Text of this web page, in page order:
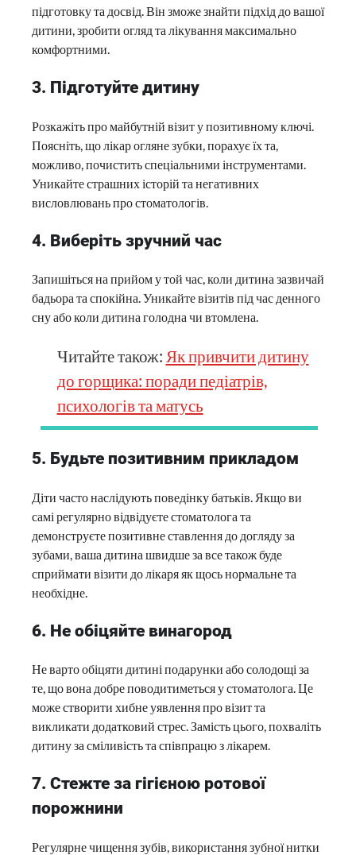
підготовку та досвід. Він зможе знайти підхід до вашої
дитини, зробити огляд та лікування максимально
комфортними.
3. Підготуйте дитину
Розкажіть про майбутній візит у позитивному ключі.
Поясніть, що лікар огляне зубки, порахує їх та,
можливо, почистить спеціальними інструментами.
Уникайте страшних історій та негативних
висловлювань про стоматологів.
4. Виберіть зручний час
Запишіться на прийом у той час, коли дитина зазвичай
бадьора та спокійна. Уникайте візитів під час денного
сну або коли дитина голодна чи втомлена.
Читайте також: Як привчити дитину
до горщика: поради педіатрів,
психологів та матусь
5. Будьте позитивним прикладом
Діти часто наслідують поведінку батьків. Якщо ви
самі регулярно відвідуєте стоматолога та
демонструєте позитивне ставлення до догляду за
зубами, ваша дитина швидше за все також буде
сприймати візити до лікаря як щось нормальне та
необхідне.
6. Не обіцяйте винагород
Не варто обіцяти дитині подарунки або солодощі за
те, що вона добре поводитиметься у стоматолога. Це
може створити хибне уявлення про візит та
викликати додатковий стрес. Замість цього, похваліть
дитину за сміливість та співпрацю з лікарем.
7. Стежте за гігієною ротової
порожнини
Регулярне чищення зубів, використання зубної нитки